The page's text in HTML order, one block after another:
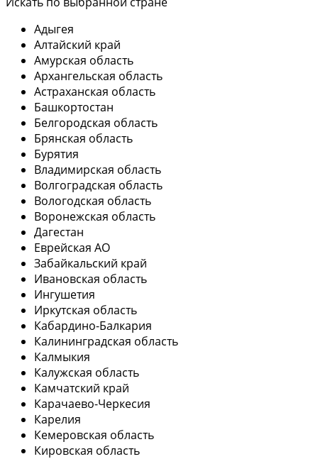
Адыгея
Алтайский край
Амурская область
Архангельская область
Астраханская область
Башкортостан
Белгородская область
Брянская область
Бурятия
Владимирская область
Волгоградская область
Вологодская область
Воронежская область
Дагестан
Еврейская АО
Забайкальский край
Ивановская область
Ингушетия
Иркутская область
Кабардино-Балкария
Калининградская область
Калмыкия
Калужская область
Камчатский край
Карачаево-Черкесия
Карелия
Кемеровская область
Кировская область